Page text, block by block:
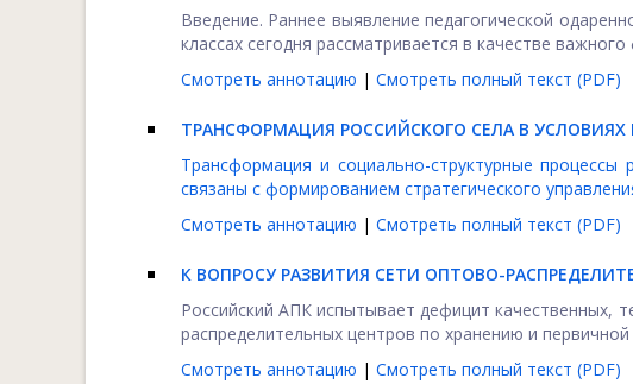
Введение. Раннее выявление педагогической
классах сегодня рассматривается в качестве важного
Смотреть аннотацию | Смотреть полный текст (PDF)
ТРАНСФОРМАЦИЯ РОССИЙСКОГО СЕЛА В
Трансформация и социально-структурные
связаны с формированием стратегического
Смотреть аннотацию | Смотреть полный текст (PDF)
К ВОПРОСУ РАЗВИТИЯ СЕТИ ОПТОВО-
Российский АПК испытывает дефицит качественных,
распределительных центров по хранению и
Смотреть аннотацию | Смотреть полный текст (PDF)